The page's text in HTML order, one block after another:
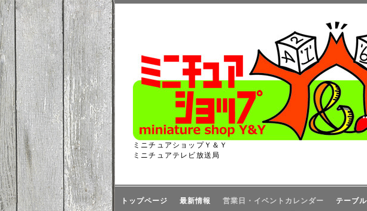
ミニチュアショップＹ＆Ｙ
ミニチュアテレビ放送局
トップページ 最新情報 営業日・イベントカレンダー テーブ